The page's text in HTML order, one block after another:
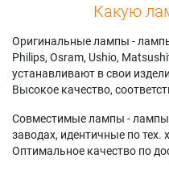
S6187W
Samsung HL-
S6188W
S6767W
Samsung HL-
S7178W
Samsung
Samsung
Какую
Оригинальные лампы -
Philips, Osram, Ushio,
устанавливают в свои
Высокое качество,
Совместимые лампы - лампы
заводах, идентичные по тех.
Оптимальное качество по